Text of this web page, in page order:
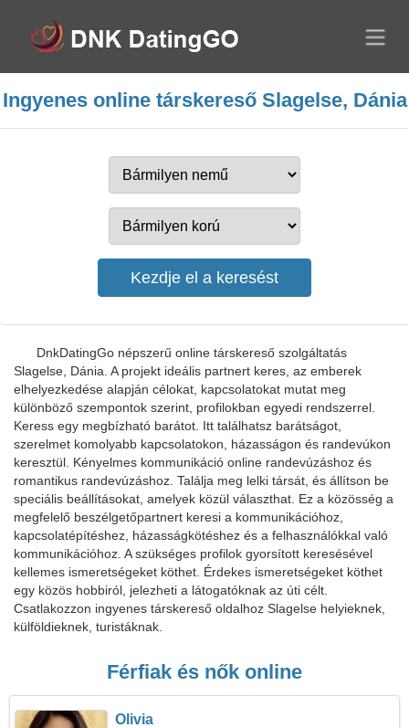
Ingyenes online társkereső Slagelse, Dánia
DnkDatingGo népszerű online társkereső szolgáltatás
Slagelse, Dánia. A projekt ideális partnert keres, az emberek
elhelyezkedése alapján célokat, kapcsolatokat mutat meg
különböző szempontok szerint, profilokban egyedi rendszerrel.
Keress egy megbízható barátot. Itt találhatsz barátságot,
szerelmet komolyabb kapcsolatokon, házasságon és randevúkon
keresztül. Kényelmes kommunikáció online randevúzáshoz és
romantikus randevúzáshoz. Találja meg lelki társát, és állítson be
speciális beállításokat, amelyek közül választhat. Ez a közösség a
megfelelő beszélgetőpartnert keresi a kommunikációhoz,
kapcsolatépítéshez, házasságkötéshez és a felhasználókkal való
kommunikációhoz. A szükséges profilok gyorsított keresésével
kellemes ismeretségeket köthet. Érdekes ismeretségeket köthet
egy közös hobbiról, jelezheti a látogatóknak az úti célt.
Csatlakozzon ingyenes társkereső oldalhoz Slagelse helyieknek,
külföldieknek, turistáknak.
Férfiak és nők online
Olivia